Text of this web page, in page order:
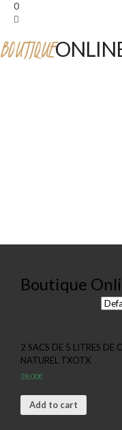
0
BOUTIQUE
Boutique
2 SACS DE 5 LITRES DE
NATUREL TXOTX
28.00€
Add to cart